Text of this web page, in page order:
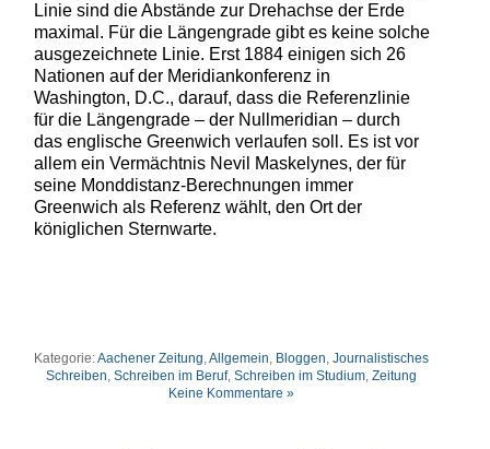
Linie sind die Abstände zur Drehachse der Erde
maximal. Für die Längengrade gibt es keine solche
ausgezeichnete Linie. Erst 1884 einigen sich 26
Nationen auf der Meridiankonferenz in
Washington, D.C., darauf, dass die Referenzlinie
für die Längengrade – der Nullmeridian – durch
das englische Greenwich verlaufen soll. Es ist vor
allem ein Vermächtnis Nevil Maskelynes, der für
seine Monddistanz-Berechnungen immer
Greenwich als Referenz wählt, den Ort der
königlichen Sternwarte.
Kategorie:Aachener Zeitung,Allgemein, Bloggen,Journalistisches
Schreiben,Schreiben im Beruf,Schreiben im Studium,Zeitung
Keine Kommentare »